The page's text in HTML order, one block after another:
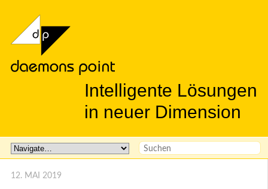
Intelligente Lösungen
in neuer Dimension
12. MAI 2019